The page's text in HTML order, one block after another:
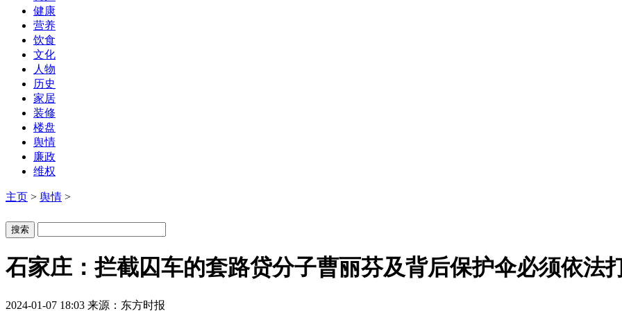
健康
营养
饮食
文化
人物
历史
家居
装修
楼盘
舆情
廉政
维权
主页 > 舆情 >
石家庄：拦截囚车的套路贷分子曹丽芬及背后保护伞必须依法
2024-01-07 18:03 来源：东方时报